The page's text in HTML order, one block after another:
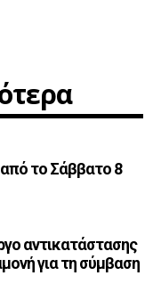
το Σάββατο 8
αντικατάστασης
για τη σύμβαση